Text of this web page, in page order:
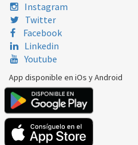
Instagram
Twitter
Facebook
Linkedin
Youtube
App disponible en iOs y Android